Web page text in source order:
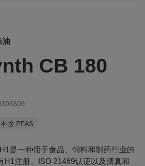
油
CB 180
不含 PFAS
是一种用于食品、饲料和制药行业的
H1注册、ISO 21469认证以及清真和